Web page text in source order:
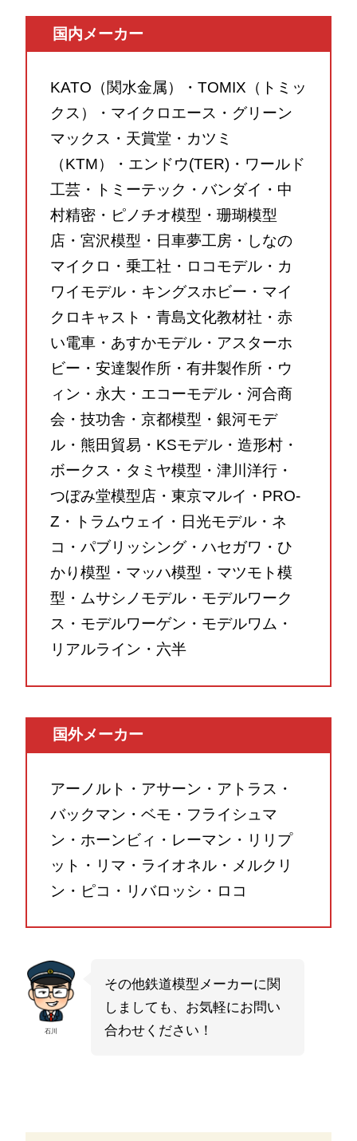
国内メーカー
KATO（関水金属）・TOMIX（トミッ
クス）・マイクロエース・グリーン
マックス・天賞堂・カツミ
（KTM）・エンドウ(TER)・ワールド
工芸・トミーテック・バンダイ・中
村精密・ピノチオ模型・珊瑚模型
店・宮沢模型・日車夢工房・しなの
マイクロ・乗工社・ロコモデル・カ
ワイモデル・キングスホビー・マイ
クロキャスト・青島文化教材社・赤
い電車・あすかモデル・アスターホ
ビー・安達製作所・有井製作所・ウ
ィン・永大・エコーモデル・河合商
会・技功舎・京都模型・銀河モデ
ル・熊田貿易・KSモデル・造形村・
ボークス・タミヤ模型・津川洋行・
つぼみ堂模型店・東京マルイ・PRO-
Z・トラムウェイ・日光モデル・ネ
コ・パブリッシング・ハセガワ・ひ
かり模型・マッハ模型・マツモト模
型・ムサシノモデル・モデルワーク
ス・モデルワーゲン・モデルワム・
リアルライン・六半
国外メーカー
アーノルト・アサーン・アトラス・
バックマン・ベモ・フライシュマ
ン・ホーンビィ・レーマン・リリプ
ット・リマ・ライオネル・メルクリ
ン・ピコ・リバロッシ・ロコ
石川
その他鉄道模型メーカーに関
しましても、お気軽にお問い
合わせください！